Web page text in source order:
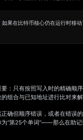
如果在比特币核心仍在运行时移动
：只有按照写入时的精确
组合与已知地址进行比对来解
确但顺序错误，或者在错误的
第25个单词”——那么在助记